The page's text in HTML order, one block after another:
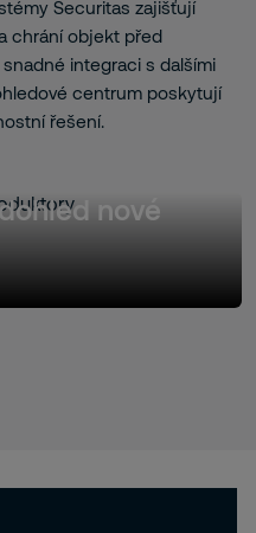
Securitas zajišťují
chrání objekt před
integraci s dalšími
centrum poskytují
řešení.
nové